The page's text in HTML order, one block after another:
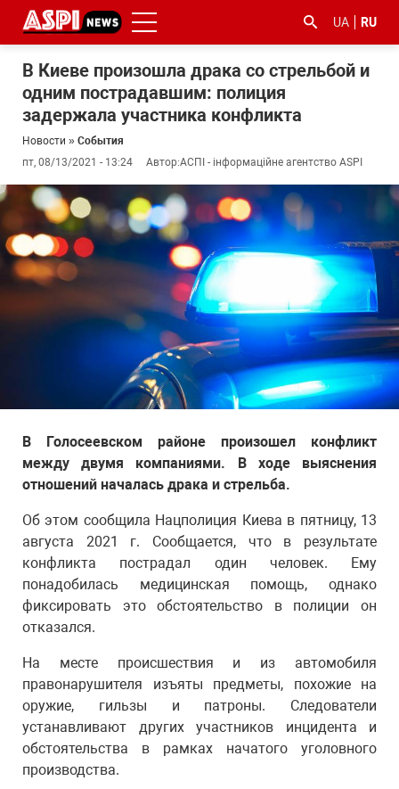
UA RU
В Киеве произошла драка со стрельбой и
одним пострадавшим: полиция
задержала участника конфликта
Новости » События
пт, 08/13/2021 - 13:24
Автор:АСПІ - інформаційне агентство ASPI
В Голосеевском районе произошел конфликт
между двумя компаниями. В ходе выяснения
отношений началась драка и стрельба.
Об этом сообщила Нацполиция Киева в пятницу, 13
августа 2021 г. Сообщается, что в результате
конфликта пострадал один человек. Ему
понадобилась медицинская помощь, однако
фиксировать это обстоятельство в полиции он
отказался.
На месте происшествия и из автомобиля
правонарушителя изъяты предметы, похожие на
оружие, гильзы и патроны. Следователи
устанавливают других участников инцидента и
обстоятельства в рамках начатого уголовного
производства.
#ООС
#боротьба
з
корупцією
#гфс #Киев #коронавірус